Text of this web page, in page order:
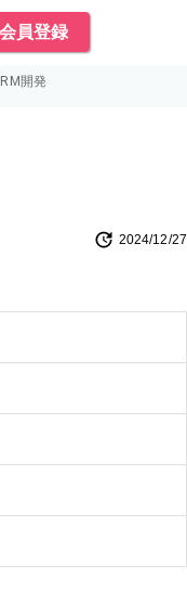
会員登録
開発
2024/12/27